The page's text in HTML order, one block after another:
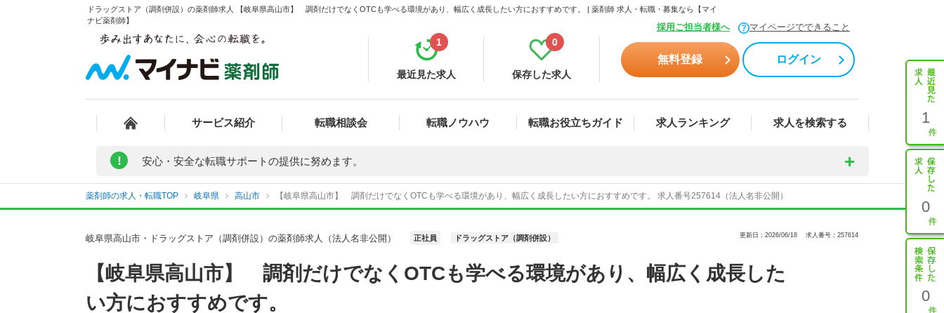
ドラッグストア（調剤併設）の薬剤師求人 【岐阜県高山市】 調剤だけでなくOTCも学べる環境があり、幅広く成長したい方におすすめです。 | 薬剤師 求人・転職・募集なら【マイ
ナビ薬剤師】
採用ご担当者様へ マイページでできること
最近見た求人
1
保存した求人
0
無料登録 ログイン
サービス紹介 転職相談会 転職ノウハウ 転職お役立ちガイド 求人ランキング 求人を検索する 1
0
0
! 安心・安全な転職サポートの提供に努めます。
薬剤師の求人・転職TOP 岐阜県 高山市 【岐阜県高山市】 調剤だけでなくOTCも学べる環境があり、幅広く成長したい方におすすめです。 求人番号257614（法人名非公開）
岐阜県高山市・ドラッグストア（調剤併設）の薬剤師求人（法人名非公開） 正社員 ドラッグストア（調剤併設） 更新日：2026/06/18 求人番号：257614
【岐阜県高山市】 調剤だけでなくOTCも学べる環境があり、幅広く成長した
い方におすすめです。